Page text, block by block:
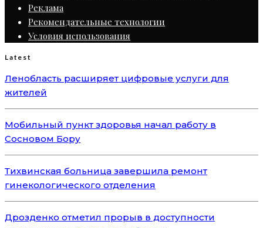
Реклама
Рекомендательные технологии
Условия использования
Latest
Ленобласть расширяет цифровые услуги для
жителей
Мобильный пункт здоровья начал работу в
Сосновом Бору
Тихвинская больница завершила ремонт
гинекологического отделения
Дрозденко отметил прорыв в доступности